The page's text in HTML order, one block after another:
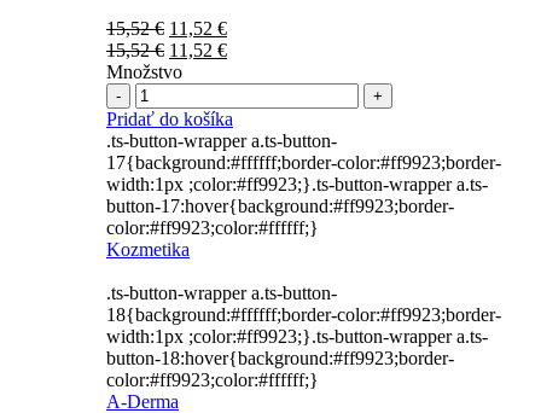
15,52€ Pôvodná
cena
bola:
11,52 €Aktuálna
cena
15,52€ Pôvodná
cena
15,52 €.
11,52 €Aktuálna
11,52 €.
Množstvo
Počet
Pridať do košíka
.ts-button-wrapper a.ts-button-
17{background:#ffffff;border-color:#ff9923;border-
width:1px ;color:#ff9923;}.ts-button-wrapper a.ts-
button-17:hover{background:#ff9923;border-
color:#ff9923;color:#ffffff;}
Kozmetika
.ts-button-wrapper a.ts-button-
18{background:#ffffff;border-color:#ff9923;border-
width:1px ;color:#ff9923;}.ts-button-wrapper a.ts-
button-18:hover{background:#ff9923;border-
color:#ff9923;color:#ffffff;}
A-Derma